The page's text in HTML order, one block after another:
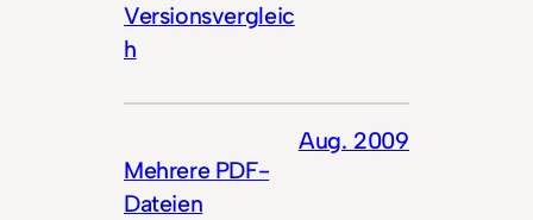
Versionsvergleic
h
Mehrere PDF-
Dateien
Aug. 2009